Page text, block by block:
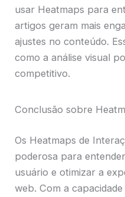
usar Heatmaps para
artigos geram mais
ajustes no conteúdo.
como a análise visual
competitivo.
Conclusão sobre
Os Heatmaps de
poderosa para
usuário e otimizar a
web. Com a